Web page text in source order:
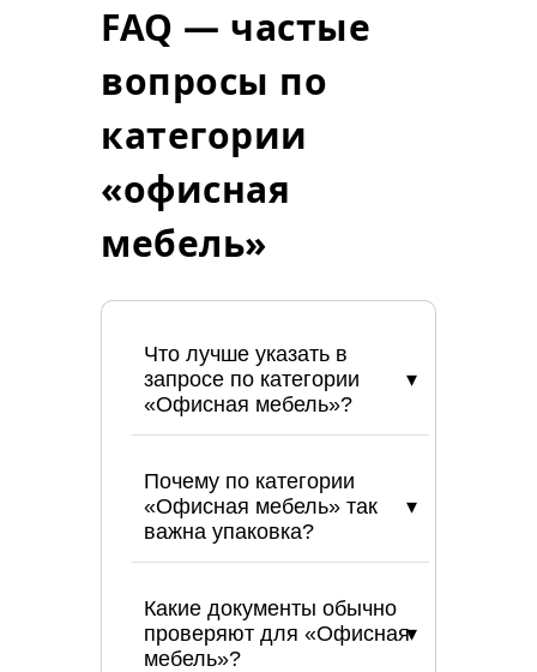
FAQ — частые
вопросы по
категории
«офисная
мебель»
Что лучше указать в
запросе по категории
«Офисная мебель»?
Почему по категории
«Офисная мебель» так
важна упаковка?
Какие документы обычно
проверяют для «Офисная
мебель»?